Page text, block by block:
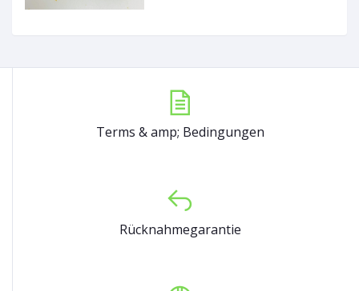
Terms & amp; Bedingungen
Rücknahmegarantie